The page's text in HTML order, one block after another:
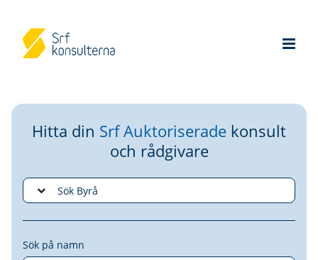
Hitta din Srf Auktoriserade konsult
och rådgivare
Sök på namn